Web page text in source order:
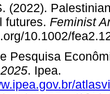
(2022).
futures. Feminist
10.1002/
Pesquisa
. Ipea.